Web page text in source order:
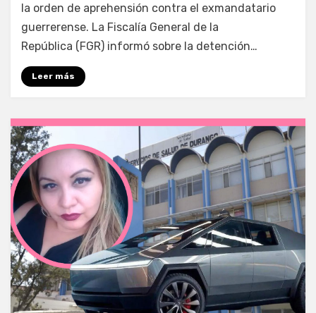
la orden de aprehensión contra el exmandatario
guerrerense. La Fiscalía General de la
República (FGR) informó sobre la detención…
Leer más